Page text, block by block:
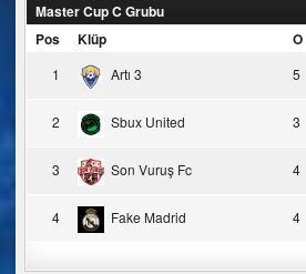
Master Cup C Grubu
Pos
Klüp O
1 Artı 3 5
2 Sbux United 3
3 Son Vuruş Fc 4
4 Fake Madrid 4